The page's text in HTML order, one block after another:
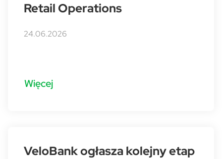
Retail Operations
24.06.2026
Więcej
VeloBank ogłasza kolejny etap